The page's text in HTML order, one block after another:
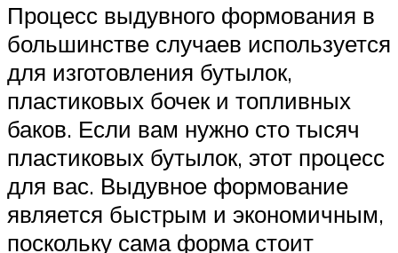
Процесс выдувного формования в
большинстве случаев используется
для изготовления бутылок,
пластиковых бочек и топливных
баков. Если вам нужно сто тысяч
пластиковых бутылок, этот процесс
для вас. Выдувное формование
является быстрым и экономичным,
поскольку сама форма стоит